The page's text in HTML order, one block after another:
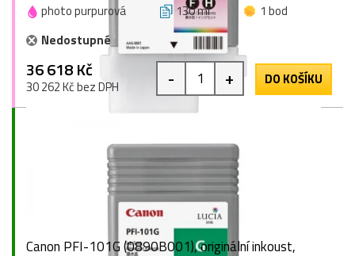
photo purpurová 130 ml
1 bod
Nedostupné
36 618 Kč
30 262 Kč bez DPH - + DO KOŠÍKU
Canon PFI-101G (0890B001), originální inkoust,